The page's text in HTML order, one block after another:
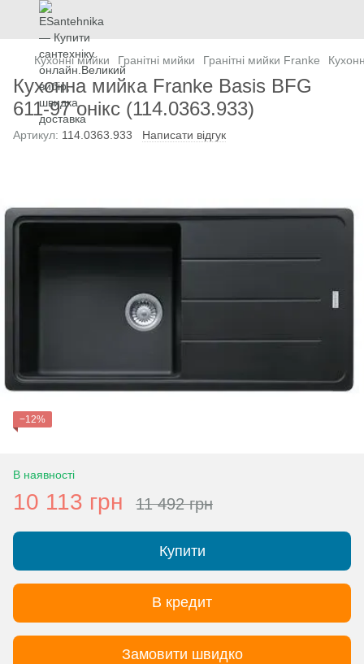
Кухонні мийки Гранітні мийки Гранітні мийки Franke
Кухонна мийка Franke Basis BFG
611-97 онікс (114.0363.933)
Артикул: 114.0363.933 Написати відгук
−12%
В наявності
10 113 грн 11 492 грн
Купити
В кредит
Замовити швидко